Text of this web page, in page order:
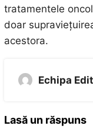
tratamentele
doar
acestora.
Echipa
Lasă un răspuns